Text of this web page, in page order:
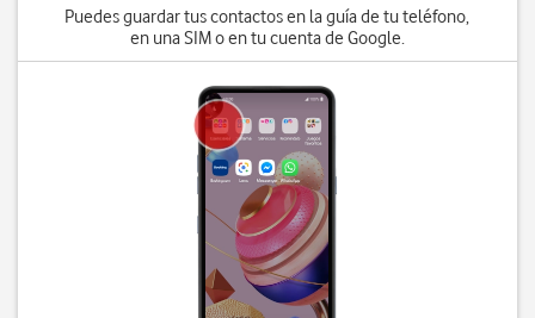
Puedes guardar tus contactos en la guía de tu teléfono,
en una SIM o en tu cuenta de Google.